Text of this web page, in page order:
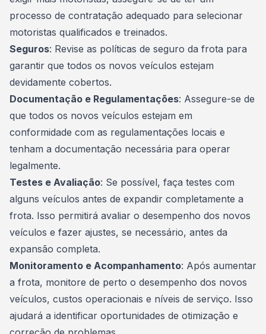
processo de contratação adequado para selecionar
motoristas qualificados e treinados.
Seguros: Revise as políticas de seguro da frota para
garantir que todos os novos veículos estejam
devidamente cobertos.
Documentação e Regulamentações: Assegure-se de
que todos os novos veículos estejam em
conformidade com as regulamentações locais e
tenham a documentação necessária para operar
legalmente.
Testes e Avaliação: Se possível, faça testes com
alguns veículos antes de expandir completamente a
frota. Isso permitirá avaliar o desempenho dos novos
veículos e fazer ajustes, se necessário, antes da
expansão completa.
Monitoramento e Acompanhamento: Após aumentar
a frota, monitore de perto o desempenho dos novos
veículos, custos operacionais e níveis de serviço. Isso
ajudará a identificar oportunidades de otimização e